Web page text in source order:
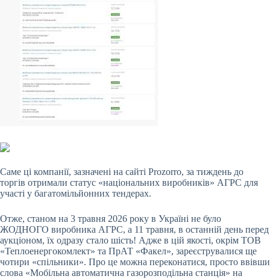
Саме ці компанії, зазначені на сайті Prozorro, за тиждень до
торгів отримали статус «національних виробників» АГРС для
участі у багатомільйонних тендерах.
Отже, станом на 3 травня 2026 року в Україні не було
ЖОДНОГО виробника АГРС, а 11 травня, в останній день перед
аукціоном, їх одразу стало шість! Адже в цій якості, окрім ТОВ
«Теплоенергокомлект» та ПрАТ «Факел», зареєструвалися ще
чотири «спільники». Про це можна переконатися, просто ввівши
слова «Мобільна автоматична газорозподільна станція» на